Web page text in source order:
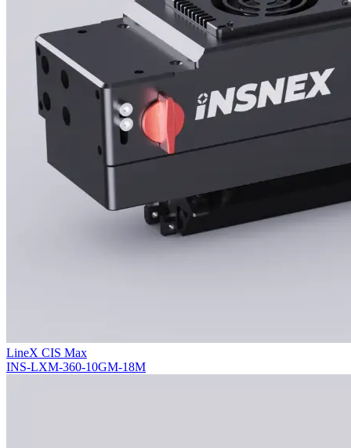
LineX CIS Max
INS-LXM-360-10GM-18M